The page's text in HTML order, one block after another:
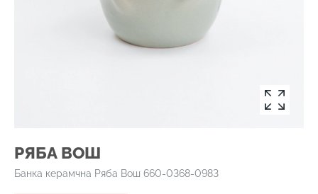
РЯБА ВОШ
Банка керамчна Ряба Вош 660-0368-0983